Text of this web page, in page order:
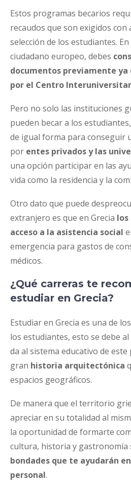
Estos programas becarios
recaudos que son exigidos con
selección de los estudiantes.
ciudadano europeo, debes
documentos previamente ya
por el Centro
Pero no solo las instituciones
pueden becar a los
de igual forma para conseguir
por entes privados y las
una opción participar en las
vida como la residencia y la
Otro dato que puede
extranjero es que en Grecia los
acceso a la asistencia social
emergencia para gastos de
médicos.
¿Qué carreras te
estudiar en Grecia?
Estudiar en Grecia es una de
los estudiantes, esto se debe
da al sistema educativo de este
gran historia arquitectónica
espacios geográficos.
De manera que el territorio
apreciar en su totalidad al
la oportunidad de formarte
cultura, historia y gastronomía
bondades que te ayudarán
personal.